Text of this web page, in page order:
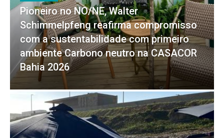
Pioneiro no NO/NE, Walter
Schimmelpfeng reafirma compromisso
com a sustentabilidade com primeiro
ambiente Carbono neutro na CASACOR
Bahia 2026